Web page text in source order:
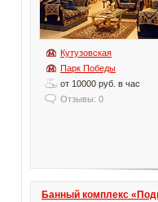
Кутузовская
Парк Победы
от 10000 руб. в час
Отзывы: 0
Банный комплекс